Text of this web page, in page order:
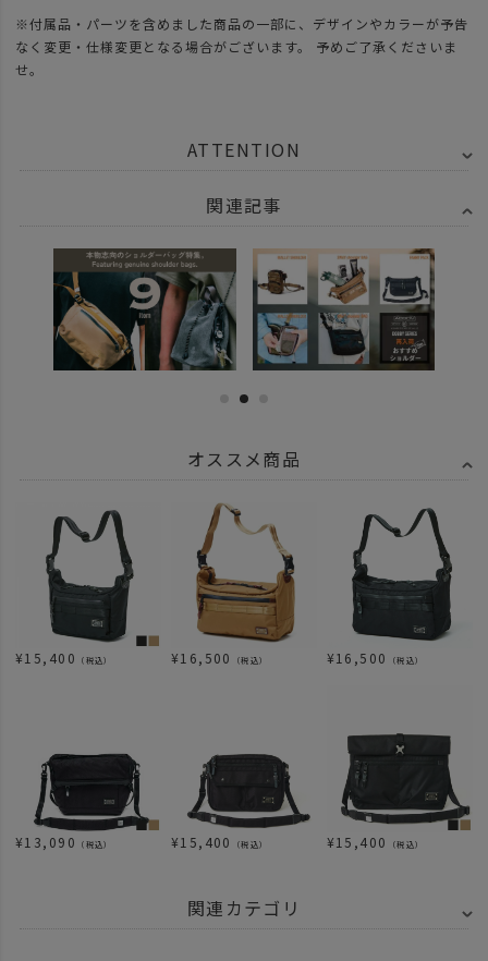
※付属品・パーツを含めました商品の一部に、デザインやカラーが予告
なく変更・仕様変更となる場合がございます。 予めご了承くださいま
せ。
ATTENTION
関連記事
オススメ商品
¥15,400 （税込） ¥16,500 （税込） ¥16,500 （税込）
¥13,090 （税込） ¥15,400 （税込） ¥15,400 （税込）
関連カテゴリ